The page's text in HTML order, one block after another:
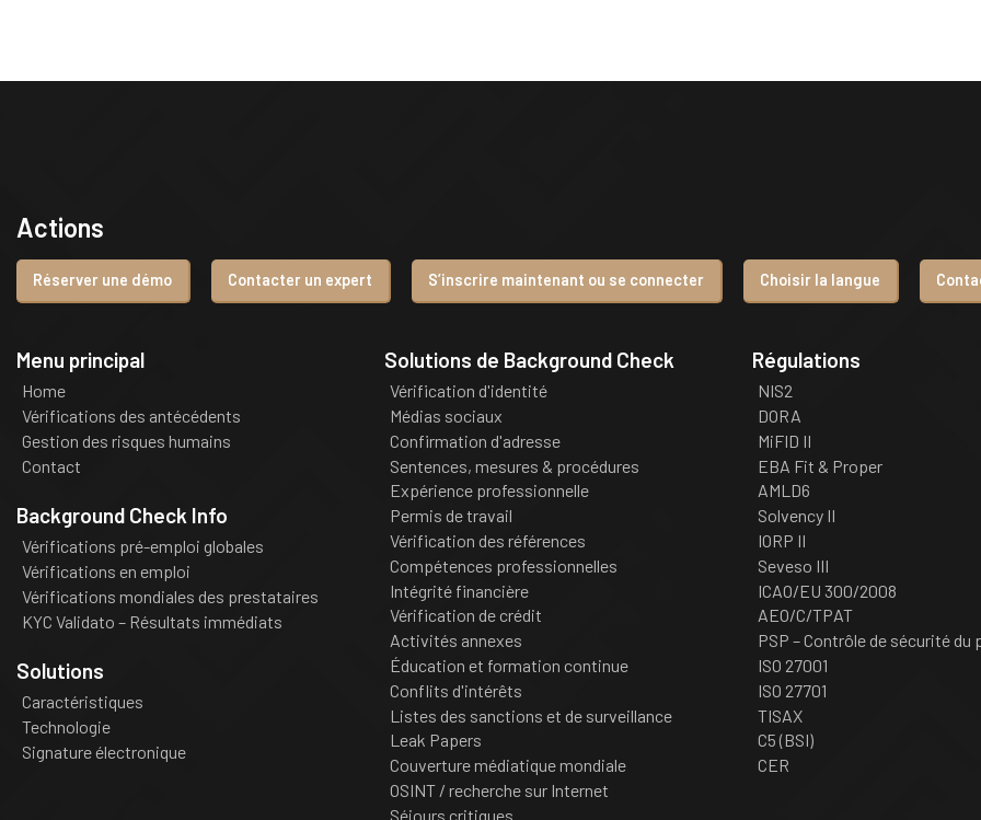
Actions
Réserver une démo Contacter un expert S’inscrire maintenant ou se connecter Choisir la langue
Menu principal
Home
Vérifications des antécédents
Gestion des risques humains
Contact
Background Check Info
Vérifications pré-emploi globales
Vérifications en emploi
Vérifications mondiales des prestataires
KYC Validato – Résultats immédiats
Solutions
Caractéristiques
Technologie
Signature électronique
Solutions de Background Check
Vérification d'identité
Médias sociaux
Confirmation d'adresse
Sentences, mesures & procédures
Expérience professionnelle
Permis de travail
Vérification des références
Compétences professionnelles
Intégrité financière
Vérification de crédit
Activités annexes
Éducation et formation continue
Conflits d'intérêts
Listes des sanctions et de surveillance
Leak Papers
Couverture médiatique mondiale
OSINT / recherche sur Internet
Séjours critiques
Régulations
NIS2
DORA
MiFID II
EBA Fit & Proper
AMLD6
Solvency II
IORP II
Seveso III
ICAO/EU 300/2008
AEO/C/TPAT
PSP – Contrôle de sécurité du
ISO 27001
ISO 27701
TISAX
C5 (BSI)
CER